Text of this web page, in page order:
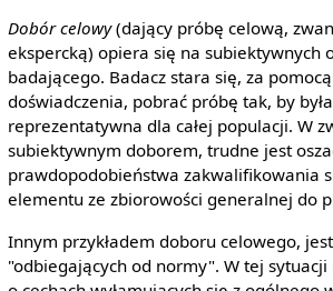
Dobór celowy(dający próbę celową,
ekspercką) opiera się na subiektywnych
badającego. Badacz stara się, za
doświadczenia, pobrać próbę tak, by
reprezentatywna dla całej populacji. W
subiektywnym doborem, trudne jest
prawdopodobieństwa zakwalifikowania
elementu ze zbiorowości generalnej do
Innym przykładem doboru celowego,
"odbiegających od normy". W tej